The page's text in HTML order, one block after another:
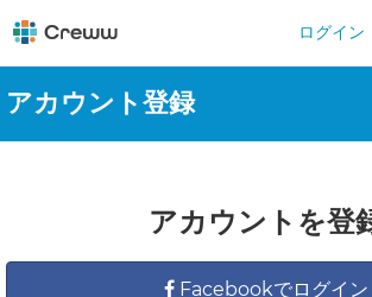
ログイン
アカウント登録
アカウントを登
Facebookでログイン